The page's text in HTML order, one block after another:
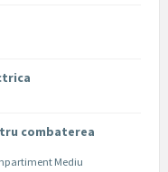
combaterea
Mediu